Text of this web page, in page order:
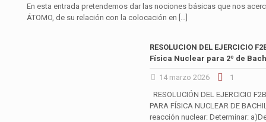
En esta entrada pretendemos dar las nociones básicas que nos
ÁTOMO, de su relación con la colocación en […]
RESOLUCION DEL EJERCICIO
Física Nuclear para 2º de
14 marzo 2026
1
RESOLUCIÓN DEL EJERCICIO
PARA FÍSICA NUCLEAR DE
reacción nuclear: Determinar: